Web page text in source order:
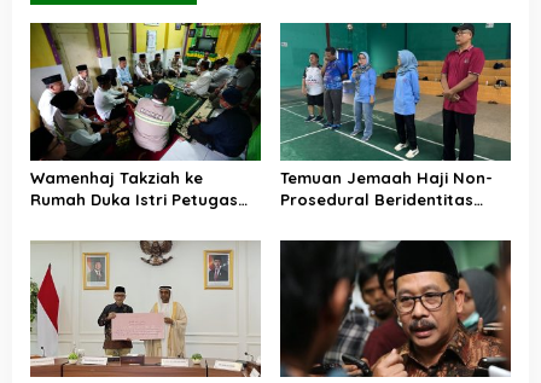
Wamenhaj Takziah ke
Rumah Duka Istri Petugas
Penghormatan atas
Amanah yang Tetap
Ditunaikan
Temuan Jemaah Haji Non-
Prosedural Beridentitas
Kami Tunggu Arahan Pusat